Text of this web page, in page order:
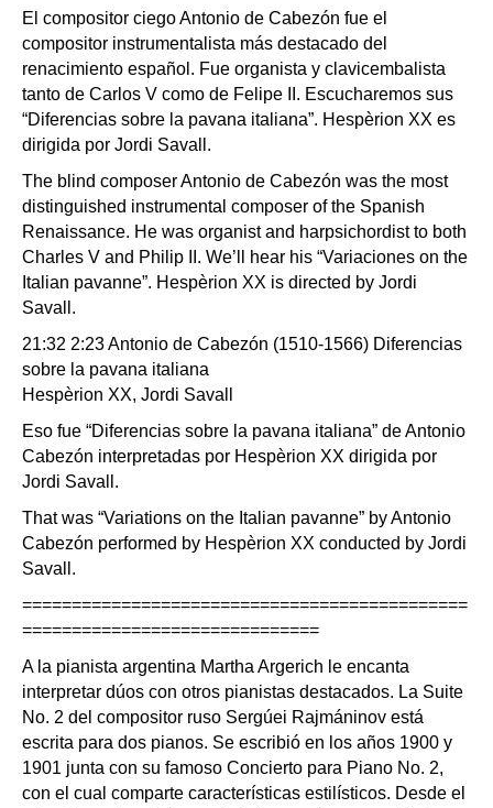
El compositor ciego Antonio de Cabezón fue el
compositor instrumentalista más destacado del
renacimiento español. Fue organista y clavicembalista
tanto de Carlos V como de Felipe II. Escucharemos sus
“Diferencias sobre la pavana italiana”. Hespèrion XX es
dirigida por Jordi Savall.
The blind composer Antonio de Cabezón was the most
distinguished instrumental composer of the Spanish
Renaissance. He was organist and harpsichordist to both
Charles V and Philip II. We’ll hear his “Variaciones on the
Italian pavanne”. Hespèrion XX is directed by Jordi
Savall.
21:32 2:23 Antonio de Cabezón (1510-1566) Diferencias
sobre la pavana italiana
Hespèrion XX, Jordi Savall
Eso fue “Diferencias sobre la pavana italiana” de Antonio
Cabezón interpretadas por Hespèrion XX dirigida por
Jordi Savall.
That was “Variations on the Italian pavanne” by Antonio
Cabezón performed by Hespèrion XX conducted by Jordi
Savall.
=============================================
==============================
A la pianista argentina Martha Argerich le encanta
interpretar dúos con otros pianistas destacados. La Suite
No. 2 del compositor ruso Sergúei Rajmáninov está
escrita para dos pianos. Se escribió en los años 1900 y
1901 junta con su famoso Concierto para Piano No. 2,
con el cual comparte características estilísticos. Desde el